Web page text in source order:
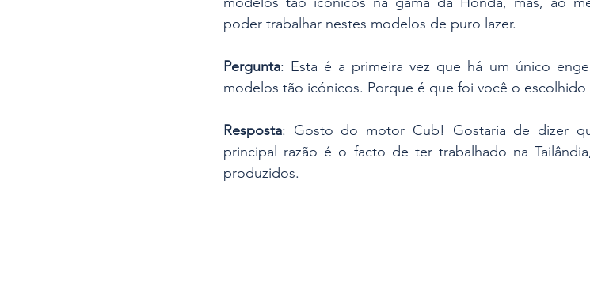
poder trabalhar nestes modelos de puro lazer.
Pergunta: Esta é a primeira vez que há um único
modelos tão icónicos. Porque é que foi você o
Resposta: Gosto do motor Cub! Gostaria de dizer
principal razão é o facto de ter trabalhado na
produzidos.